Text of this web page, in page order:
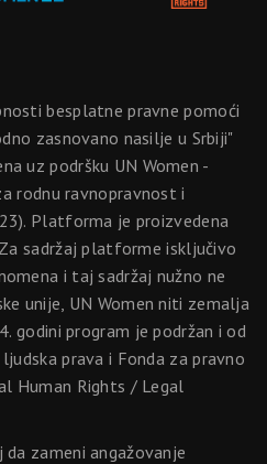
besplatne pravne pomoći
zasnovano nasilje u Srbiji"
uz podršku UN Women -
rodnu ravnopravnost i
Platforma je proizvedena
sadržaj platforme isključivo
i taj sadržaj nužno ne
unije, UN Women niti zemalja
godini program je podržan i od
prava i Fonda za pravno
Human Rights / Legal
zameni angažovanje